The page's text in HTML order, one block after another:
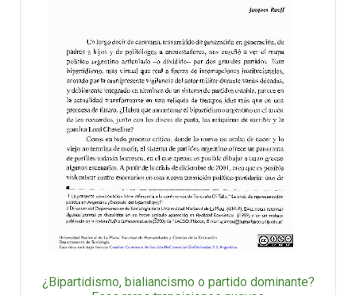
¿Bipartidismo, bialiancismo o partido dominante?